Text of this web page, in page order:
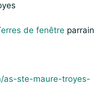
de fenêtre parrain
as-ste-maure-troyes-